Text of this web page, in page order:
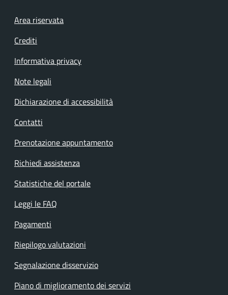
Footer menu
Area riservata
Crediti
Informativa privacy
Note legali
Dichiarazione di accessibilità
Contatti
Prenotazione appuntamento
Richiedi assistenza
Statistiche del portale
Leggi le FAQ
Pagamenti
Riepilogo valutazioni
Segnalazione disservizio
Piano di miglioramento dei servizi